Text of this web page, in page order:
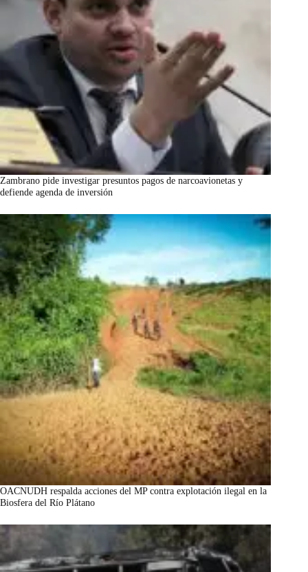
Zambrano pide investigar presuntos pagos de narcoavionetas y
defiende agenda de inversión
OACNUDH respalda acciones del MP contra explotación ilegal en la
Biosfera del Río Plátano